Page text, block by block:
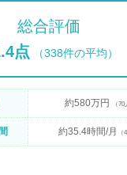
総合評価
点
（338件の平均）
約580万円 （70
約35.4時間/月 （